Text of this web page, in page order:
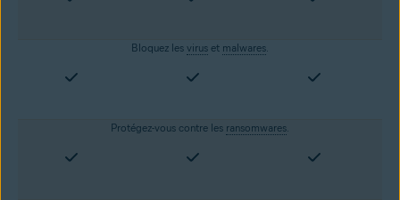
Bloquez les virus et malwares.
Protégez-vous contre les ransomwares.